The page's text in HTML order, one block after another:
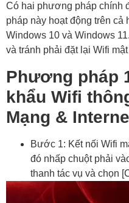
Có hai phương pháp chính
pháp này hoạt động trên
Windows 10 và Windows
và tránh phải đặt lại Wifi
Phương pháp
khẩu Wifi
Mạng &
Bước 1: Kết nối Wifi
đó nhấp chuột phải
thanh tác vụ và chọn